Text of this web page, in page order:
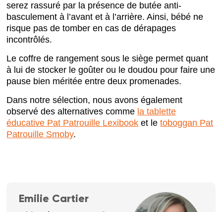
serez rassuré par la présence de butée anti-
basculement à l’avant et à l’arrière. Ainsi, bébé ne
risque pas de tomber en cas de dérapages
incontrôlés.
Le coffre de rangement sous le siège permet quant
à lui de stocker le goûter ou le doudou pour faire une
pause bien méritée entre deux promenades.
Dans notre sélection, nous avons également
observé des alternatives comme la tablette
éducative Pat Patrouille Lexibook et letoboggan Pat
Patrouille Smoby.
Emilie Cartier